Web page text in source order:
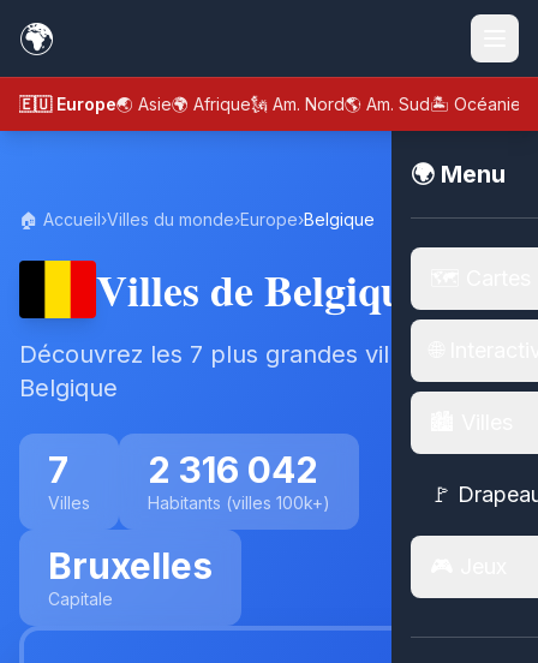
🌍
🇪🇺 Europe🌏 Asie🌍 Afrique🗽 Am. Nord🌎 Am. Sud🏝️ Océanie
🌍 Menu
🚩
🏠 Accueil›Villes du monde›Europe›Belgique
Villes de Belgique
Découvrez les 7 plus grandes villes de
Belgique
7
Villes
2 316 042
Habitants (villes 100k+)
Bruxelles
Capitale